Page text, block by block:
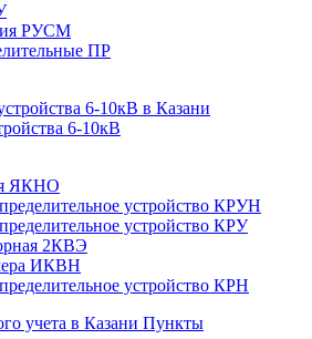
РУСМ
ПР
6-10кВ
ЯКНО
устройство КРУН
устройство КРУ
2КВЭ
ИКВН
устройство КРН
Пункты